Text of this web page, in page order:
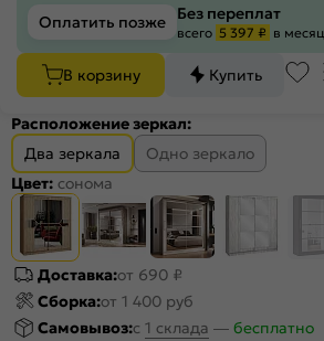
Оплатить позже Без переплат
всего 5 397 ₽ в месяц
В корзину Купить
Расположение зеркал:
Два зеркала
Одно зеркало
Цвет: сонома
Доставка:от 690 ₽
Сборка:от 1 400 руб
Самовывоз:c 1 склада — бесплатно